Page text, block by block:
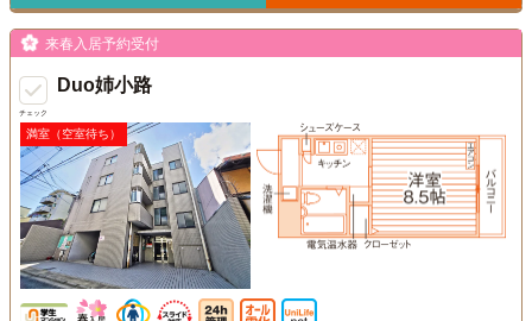
チェック
来春入居予約受付
Duo姉小路
満室（空室待ち）